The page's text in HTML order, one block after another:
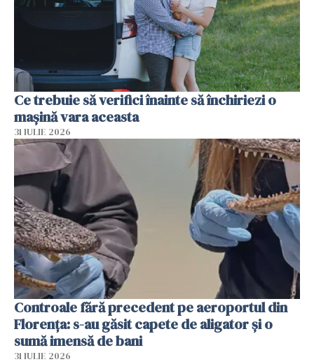
Ce trebuie să verifici înainte să închiriezi o
mașină vara aceasta
31 IULIE 2026
Controale fără precedent pe aeroportul din
Florența: s-au găsit capete de aligator și o
sumă imensă de bani
31 IULIE 2026